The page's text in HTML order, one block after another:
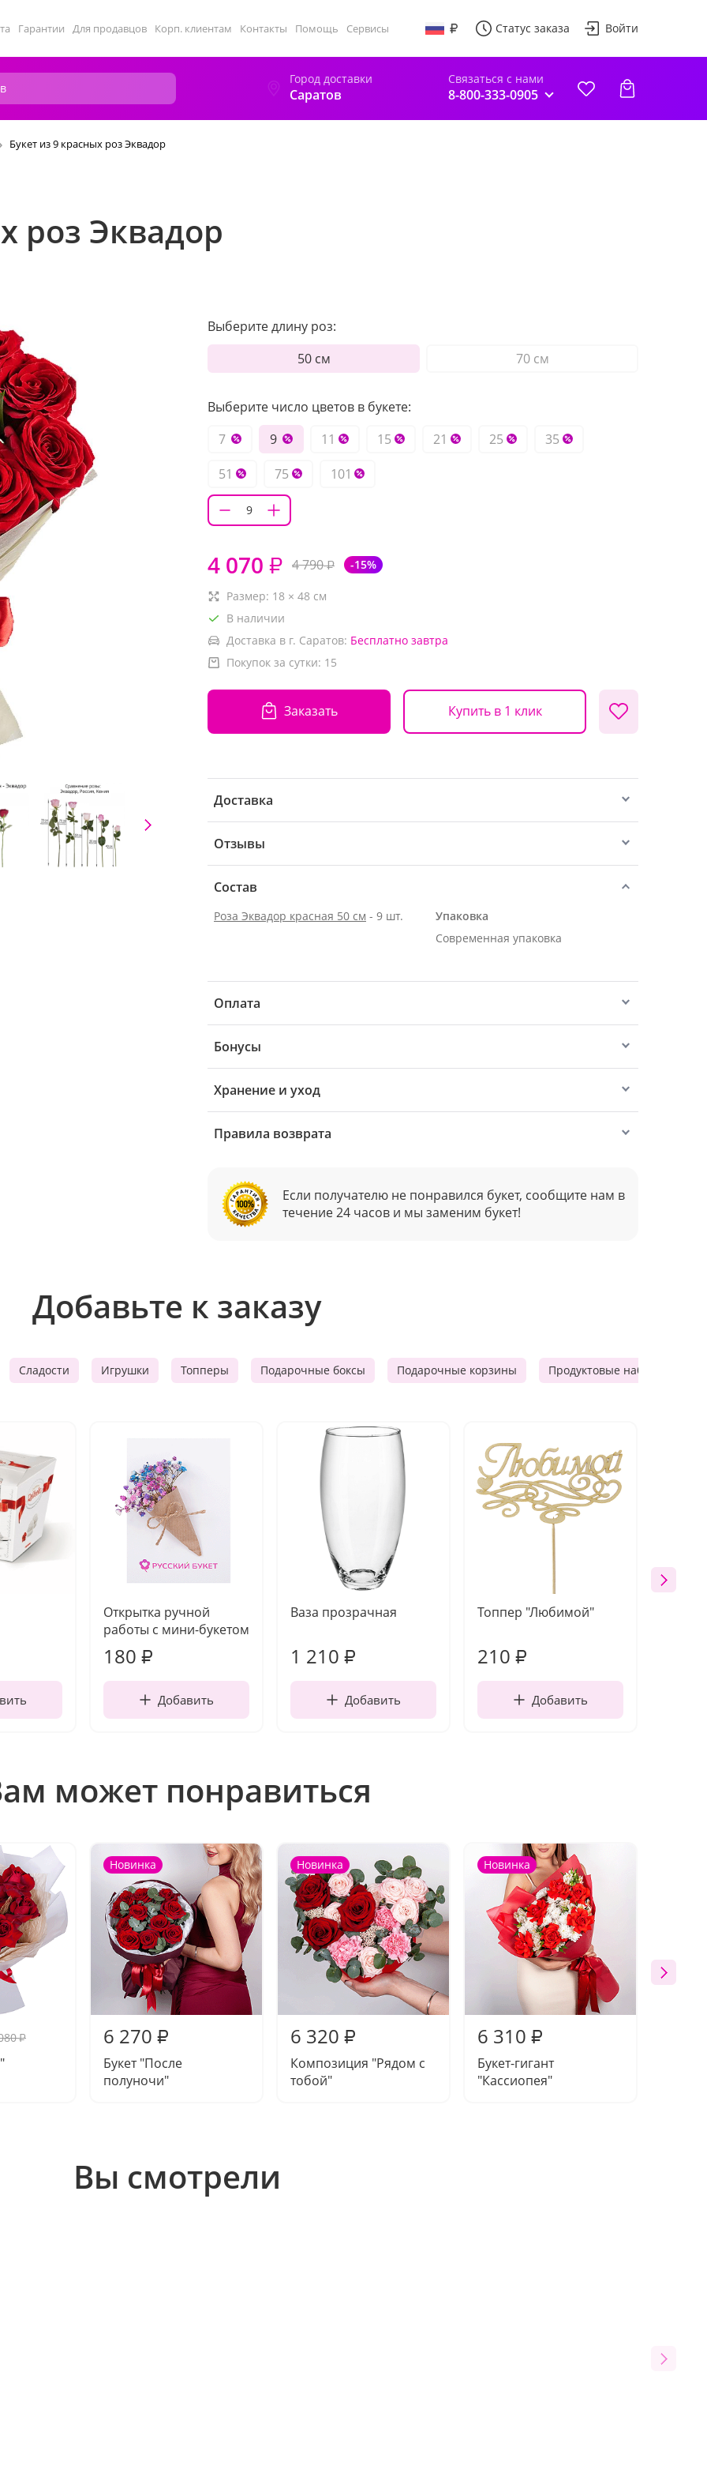
Гарантии Для продавцов Корп. клиентам Контакты Помощь Сервисы Статус заказа Войти
Город доставки
Саратов
Связаться с нами
8-800-333-0905
Букет из 9 красных роз Эквадор
роз Эквадор
Выберите длину роз:
50 см
70 см
Выберите число цветов в букете:
7
9 11 15 21 25
35
51
75 101
4 070 ₽ 4 790₽ -15%
Размер: 18 × 48 см
В наличии
Доставка в г. Саратов: Бесплатно завтра
Покупок за сутки: 15
Заказать Купить в 1 клик
Доставка
Отзывы
Состав
Роза Эквадор красная 50 см - 9 шт.
Упаковка
Современная упаковка
Оплата
Бонусы
Хранение и уход
Правила возврата
Если получателю не понравился букет, сообщите нам в
течение 24 часов и мы заменим букет!
Добавьте к заказу
Сладости Игрушки Топперы Подарочные боксы Подарочные корзины Продуктовые наборы
Открытка ручной
работы с мини-букетом
180 ₽
Добавить
Ваза прозрачная
1 210 ₽
Добавить
Топпер "Любимой"
210 ₽
Добавить
может понравиться
₽
Новинка
6 270 ₽
Букет "После
полуночи"
Новинка
6 320 ₽
Композиция "Рядом с
тобой"
Новинка
6 310 ₽
Букет-гигант
"Кассиопея"
Вы смотрели